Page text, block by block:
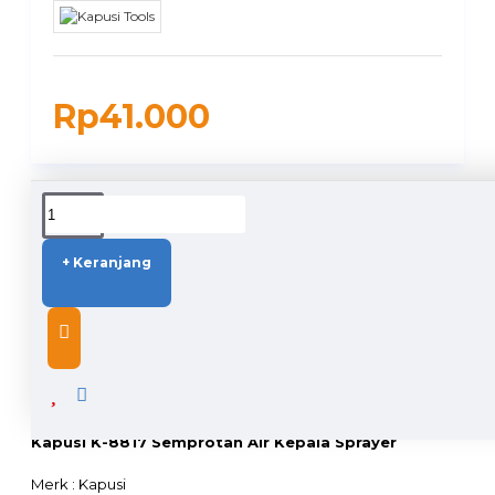
Rp41.000
+ Keranjang
DUKUNGAN PENGIRIMAN
DESCRIPTION
Kapusi K-8817 Semprotan Air Kepala Sprayer
Merk : Kapusi